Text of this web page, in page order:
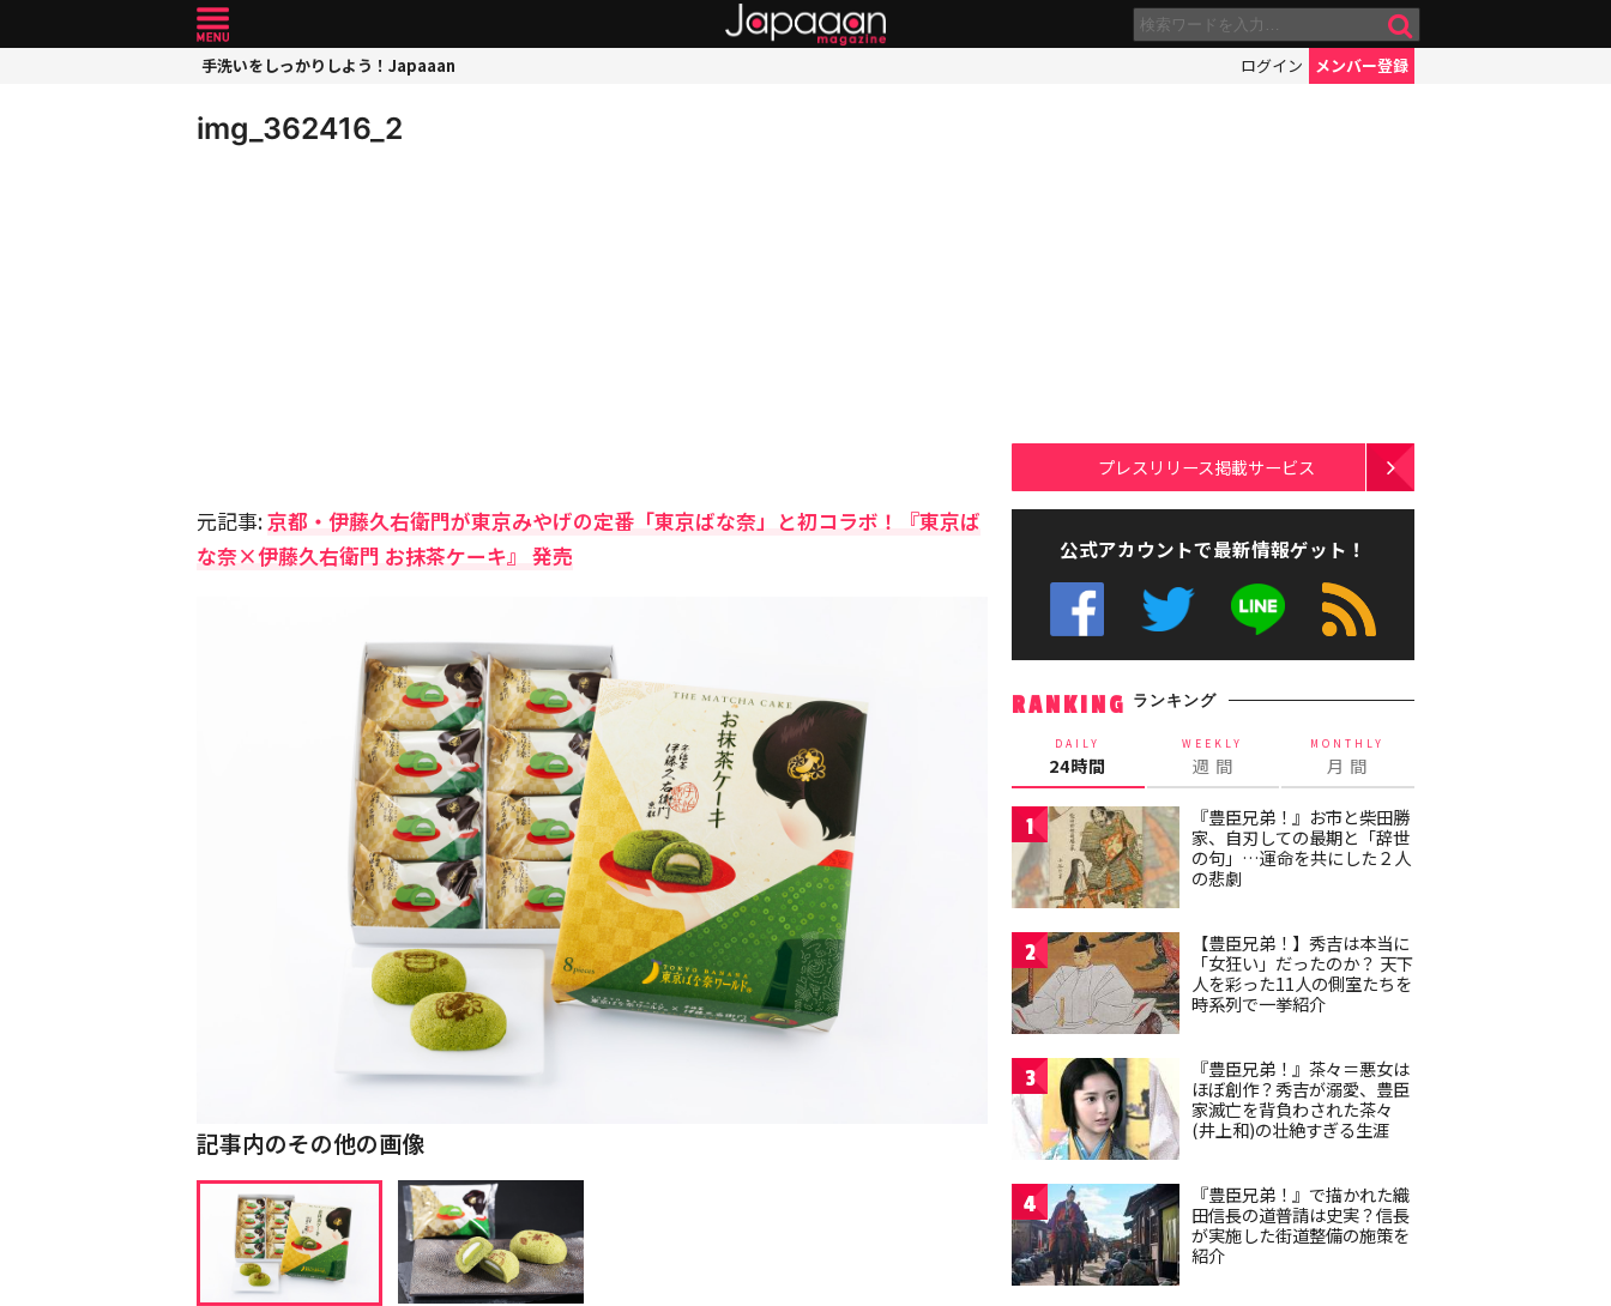
手洗いをしっかりしよう！Japaaan ログイン メンバー登録
img_362416_2
元記事:京都・伊藤久右衛門が東京みやげの定番「東京ばな奈」と初コラボ！『東京ば
な奈×伊藤久右衛門 お抹茶ケーキ』 発売
記事内のその他の画像
プレスリリース掲載サービス
公式アカウントで最新情報ゲット！
RANKING ランキング
DAILY
24時間
WEEKLY
週 間
MONTHLY
月 間
1
『豊臣兄弟！』お市と柴田勝
家、自刃しての最期と「辞世
の句」…運命を共にした２人
の悲劇
2
【豊臣兄弟！】秀吉は本当に
「女狂い」だったのか？ 天下
人を彩った11人の側室たちを
時系列で一挙紹介
3
『豊臣兄弟！』茶々＝悪女は
ほぼ創作？秀吉が溺愛、豊臣
家滅亡を背負わされた茶々
(井上和)の壮絶すぎる生涯
4
『豊臣兄弟！』で描かれた織
田信長の道普請は史実？信長
が実施した街道整備の施策を
紹介